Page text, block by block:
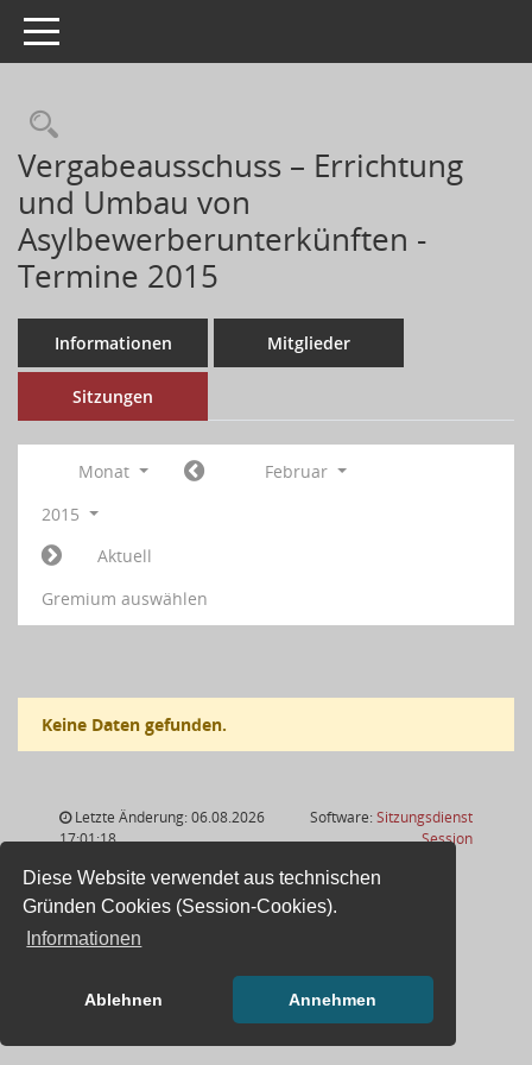
Diese Website verwendet aus technischen
Gründen Cookies (Session-Cookies).
Informationen
Ablehnen Annehmen
Toggle navigation
Vergabeausschuss – Errichtung
und Umbau von
Asylbewerberunterkünften -
Termine 2015
Informationen Mitglieder
Sitzungen
Monat
Februar
2015
Aktuell
Gremium auswählen
Keine Daten gefunden.
Letzte Änderung: 06.08.2026
17:01:18
Software:Sitzungsdienst
Session(Wird in